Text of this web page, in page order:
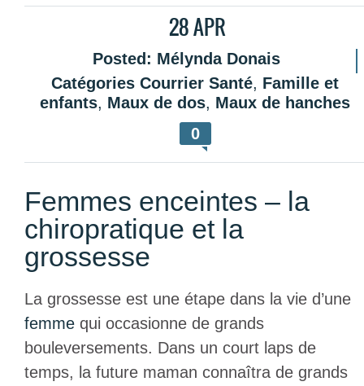
28 APR
Posted: Mélynda Donais
Catégories Courrier Santé, Famille et
enfants, Maux de dos, Maux de hanches
0
Femmes enceintes – la
chiropratique et la
grossesse
La grossesse est une étape dans la vie d’une
femme qui occasionne de grands
bouleversements. Dans un court laps de
temps, la future maman connaîtra de grands